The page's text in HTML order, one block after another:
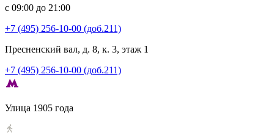
с 09:00 до 21:00
+7 (495) 256-10-00 (доб.211)
Пресненский вал, д. 8, к. 3, этаж 1
+7 (495) 256-10-00 (доб.211)
Улица 1905 года